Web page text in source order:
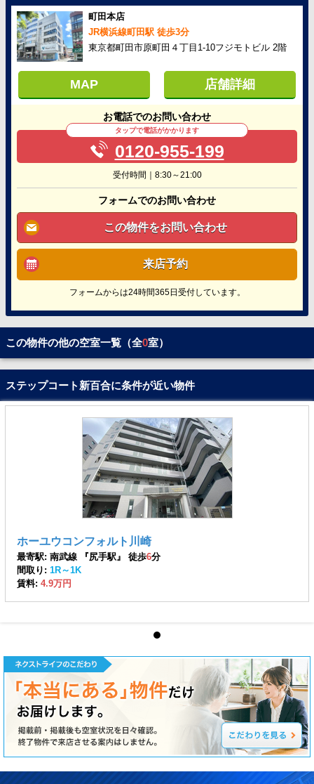
町田本店
JR横浜線町田駅 徒歩3分
東京都町田市原町田４丁目1-10フジモトビル 2階
MAP 店舗詳細
お電話でのお問い合わせ
タップで電話がかかります
0120-955-199
受付時間｜8:30～21:00
フォームでのお問い合わせ
この物件をお問い合わせ
来店予約
フォームからは24時間365日受付しています。
この物件の他の空室一覧（全0室）
ステップコート新百合に条件が近い物件
ホーユウコンフォルト川崎
最寄駅: 南武線 『尻手駅』 徒歩6分
間取り: 1R～1K
賃料: 4.9万円